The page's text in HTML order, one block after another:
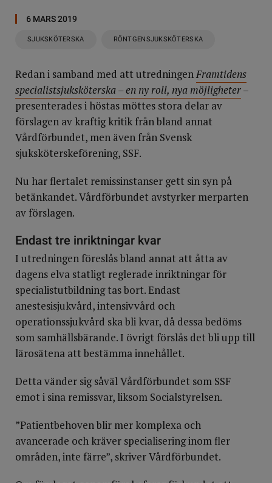
6 MARS 2019
SJUKSKÖTERSKA RÖNTGENSJUKSKÖTERSKA
Redan i samband med att utredningenFramtidens
specialistsjuksköterska – en ny roll, nya möjligheter–
presenterades i höstas möttes stora delar av
förslagen av kraftig kritik från bland annat
Vårdförbundet, men även från Svensk
sjuksköterskeförening, SSF.
Nu har flertalet remissinstanser gett sin syn på
betänkandet. Vårdförbundet avstyrker merparten
av förslagen.
Endast tre inriktningar kvar
I utredningen föreslås bland annat att åtta av
dagens elva statligt reglerade inriktningar för
specialistutbildning tas bort. Endast
anestesisjukvård, intensivvård och
operationssjukvård ska bli kvar, då dessa bedöms
som samhällsbärande. I övrigt förslås det bli upp till
lärosätena att bestämma innehållet.
Detta vänder sig såväl Vårdförbundet som SSF
emot i sina remissvar, liksom Socialstyrelsen.
”Patientbehoven blir mer komplexa och
avancerade och kräver specialisering inom fler
områden, inte färre”, skriver Vårdförbundet.